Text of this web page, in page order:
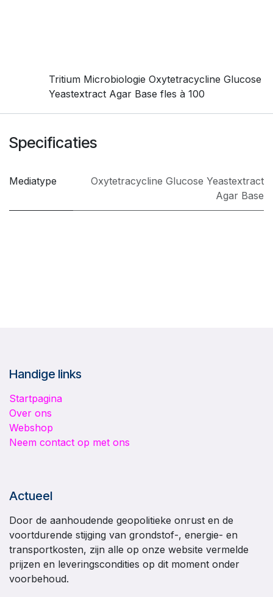
Tritium Microbiologie Oxytetracycline Glucose
Yeastextract Agar Base fles à 100
Specificaties
Mediatype
Oxytetracycline Glucose Yeastextract
Agar Base
Handige links
Startpagina
Over ons
Webshop
Neem contact op met ons
Actueel
Door de aanhoudende geopolitieke onrust en de
voortdurende stijging van grondstof-, energie- en
transportkosten, zijn alle op onze website vermelde
prijzen en leveringscondities op dit moment onder
voorbehoud.